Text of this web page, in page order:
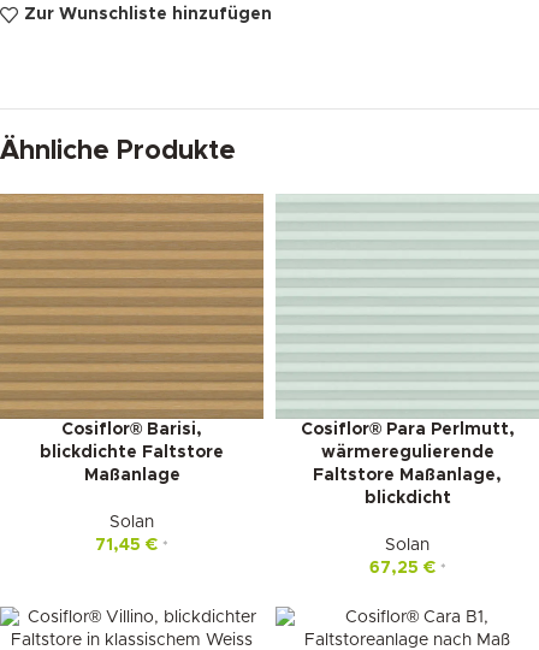
Zur Wunschliste hinzufügen
Ähnliche Produkte
Cosiflor® Barisi,
blickdichte Faltstore
Maßanlage
Solan
71,45 € *
Cosiflor® Para Perlmutt,
wärmeregulierende
Faltstore Maßanlage,
blickdicht
Solan
67,25 € *